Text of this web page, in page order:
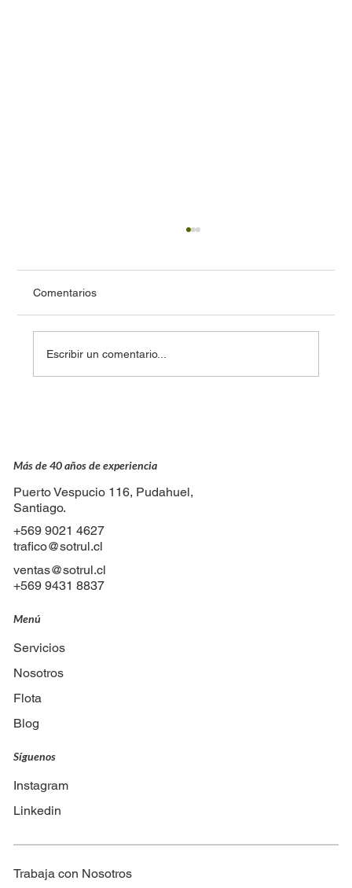
Comentarios
Escribir un comentario...
Más de 40 años de experiencia
Puerto Vespucio 116, Pudahuel,
Santiago.
+569 9021 4627
trafico@sotrul.cl
ventas@sotrul.cl
+569 9431 8837
Menú
Servicios
Nosotros
Flota
Blog
Síguenos
Instagram
Linkedin
Trabaja con Nosotros